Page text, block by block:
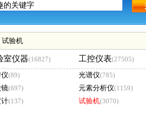
试验机
室仪器(16827) 工控仪表(27505)
(89) 光谱仪(785)
镜(697) 元素分析仪(1159)
(137) 试验机(3070)